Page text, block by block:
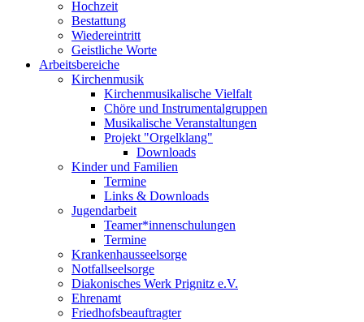
Hochzeit
Bestattung
Wiedereintritt
Geistliche Worte
Arbeitsbereiche
Kirchenmusik
Kirchenmusikalische Vielfalt
Chöre und Instrumentalgruppen
Musikalische Veranstaltungen
Projekt "Orgelklang"
Downloads
Kinder und Familien
Termine
Links & Downloads
Jugendarbeit
Teamer*innenschulungen
Termine
Krankenhausseelsorge
Notfallseelsorge
Diakonisches Werk Prignitz e.V.
Ehrenamt
Friedhofsbeauftragter